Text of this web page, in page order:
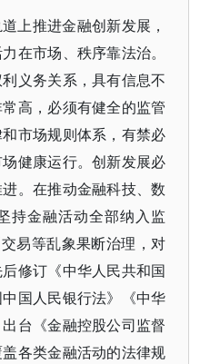
上推进金融创新发展，
在市场、秩序靠法治。
义务关系，具有信息不
高，必须有健全的监管
市场规则体系，有禁必
健康运行。创新发展必
。在推动金融科技、数
持金融活动全部纳入监
易等乱象果断治理，对
修订《中华人民共和国
国人民银行法》《中华
台《金融控股公司监督
各类金融活动的法律规